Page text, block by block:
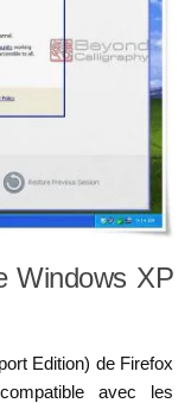
Windows XP
Edition) de Firefox
avec les